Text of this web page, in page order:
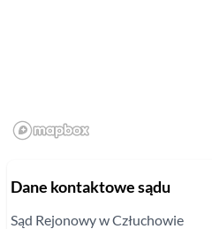
Dane kontaktowe sądu
Sąd Rejonowyw Człuchowie